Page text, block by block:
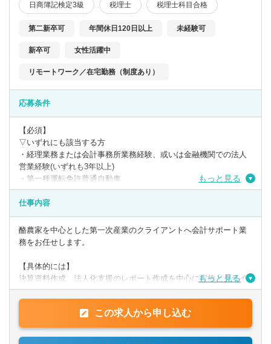
日商簿記検定3級 税理士 税理士科目合格
第二新卒可 年間休日120日以上 未経験可
新卒可 女性活躍中
リモートワーク／在宅勤務（制度あり）
応募条件
【必須】
▽いずれにも該当する方
・経理業務または会計事務所業務経験、或いは金融機関での法人
営業経験(いずれも3年以上)
・第一種運転免許普通自動車
・日商簿記検定3級
【歓迎】
・日商簿記検定2級
・Word、Evcel、Powerpoint
◎求める人物像
上記スキル等を有し、自立して前向きに取り組むことができる
方。
第一次産業への熱い思いを持った方は歓迎します。
もっと見る
仕事内容
酪農家を中心とした第一次産業のクライアントへ会計サポート業
務をお任せします。
【具体的には】
決算資料作成、法人化支援のレポート作成を中心に実施。クライ
アントへ訪問し、ヒアリング、経営課題解決に向けたサポートを
行います。
提供サービス
帳簿/試算表/決算書作成の代行、法人化支援と財務分析、事業or投
もっと見る
この求人から申し込む